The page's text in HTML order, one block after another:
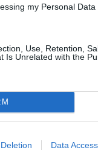
my Personal Data
Use, Retention,
Is Unrelated with the
Data Access